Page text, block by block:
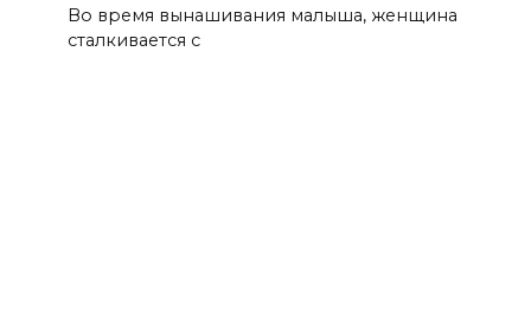
Во время вынашивания малыша, женщина
сталкивается с